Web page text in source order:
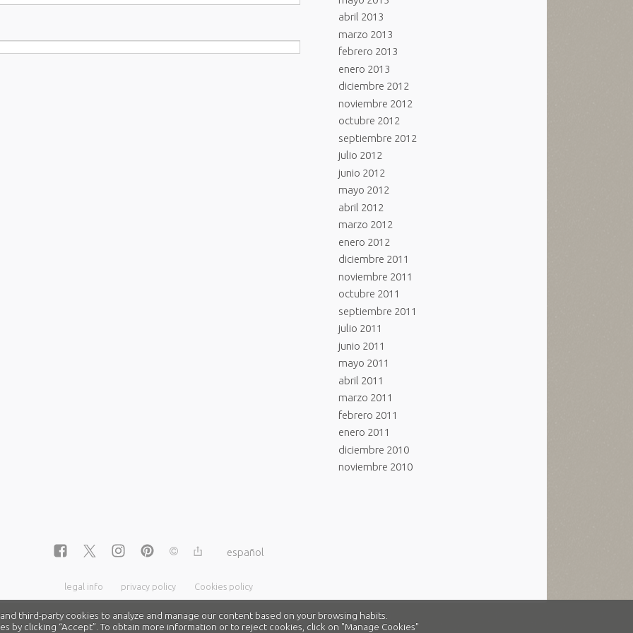
abril 2013
marzo 2013
febrero 2013
enero 2013
diciembre 2012
noviembre 2012
octubre 2012
septiembre 2012
julio 2012
junio 2012
mayo 2012
abril 2012
marzo 2012
enero 2012
diciembre 2011
noviembre 2011
octubre 2011
septiembre 2011
julio 2011
junio 2011
mayo 2011
abril 2011
marzo 2011
febrero 2011
enero 2011
diciembre 2010
noviembre 2010
español
legal info privacy policy Cookies policy
third-party cookies to analyze and manage our content based on your browsing habits.
by clicking “Accept”. To obtain more information or to reject cookies, click on "Manage Cookies"